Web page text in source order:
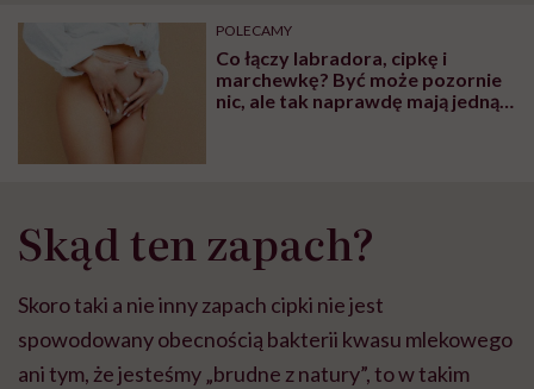
może chyba tylko
głupota i brak
wyobraźni"
pracy
POLECAMY
Co łączy labradora, cipkę i
marchewkę? Być może pozornie
nic, ale tak naprawdę mają jedną,
Skąd ten zapach?
Skoro taki a nie inny zapach cipki nie jest
spowodowany obecnością bakterii kwasu mlekowego
ani tym, że jesteśmy „brudne z natury”, to w takim